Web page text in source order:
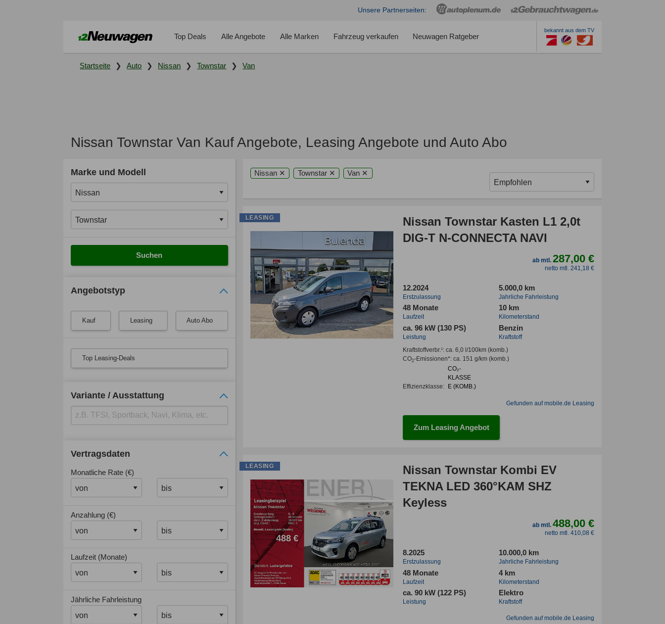
Unsere Partnerseiten:
Top Deals Alle Angebote Alle Marken Fahrzeug verkaufen Neuwagen Ratgeber
bekannt aus dem TV
Startseite Auto Nissan Townstar Van
Nissan Townstar Van Kauf Angebote, Leasing Angebote und Auto Abo
Marke und Modell
Suchen
Angebotstyp
Kauf Leasing Auto Abo
Top Leasing-Deals
Variante / Ausstattung
Vertragsdaten
Monatliche Rate (€)
Anzahlung (€)
Laufzeit (Monate)
Jährliche Fahrleistung
Nissan ✕ Townstar ✕ Van ✕
Nissan Townstar Kasten L1 2,0t
DIG-T N-CONNECTA NAVI
ab mtl.287,00 €
netto mtl. 241,18 €
12.2024
Erstzulassung
5.000,0 km
Jahrliche Fahrleistung
48 Monate
Laufzeit
10 km
Kilometerstand
ca. 96 kW (130 PS)
Leistung
Benzin
Kraftstoff
Kraftstoffverbr.¹: ca. 6,0 l/100km(komb.)
CO2-Emissionen*: ca. 151 g/km(komb.)
Effizienzklasse:
CO₂-
KLASSE
E (KOMB.)
Gefunden auf mobile.de Leasing
Zum Leasing Angebot
LEASING
Nissan Townstar Kombi EV
TEKNA LED 360°KAM SHZ
Keyless
ab mtl.488,00 €
netto mtl. 410,08 €
8.2025
Erstzulassung
10.000,0 km
Jahrliche Fahrleistung
48 Monate
Laufzeit
4 km
Kilometerstand
ca. 90 kW (122 PS)
Leistung
Elektro
Kraftstoff
Gefunden auf mobile.de Leasing
LEASING